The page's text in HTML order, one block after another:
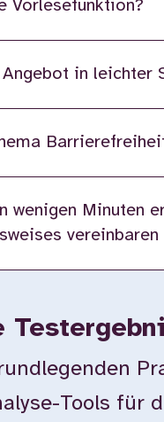
Vorlesefunktion?
in leichter
wenigen Minuten
vereinbaren
Tools für